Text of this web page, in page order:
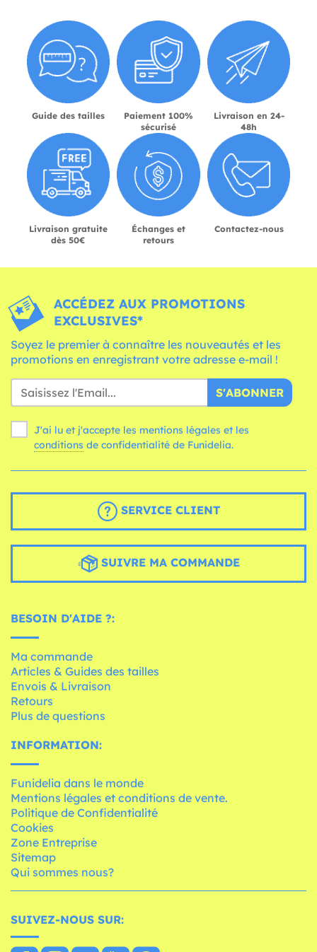
Guide des tailles
Paiement 100%
sécurisé
Livraison en 24-
48h
Livraison gratuite
dès 50€
Échanges et
retours
Contactez-nous
ACCÉDEZ AUX PROMOTIONS
EXCLUSIVES*
Soyez le premier à connaître les nouveautés et les
promotions en enregistrant votre adresse e-mail !
S'ABONNER
J'ai lu et j'accepte les mentions légales et les
conditions de confidentialité de Funidelia.
SERVICE CLIENT
SUIVRE MA COMMANDE
BESOIN D'AIDE ?:
Ma commande
Articles & Guides des tailles
Envois & Livraison
Retours
Plus de questions
INFORMATION:
Funidelia dans le monde
Mentions légales et conditions de vente.
Politique de Confidentialité
Cookies
Zone Entreprise
Sitemap
Qui sommes nous?
SUIVEZ-NOUS SUR: